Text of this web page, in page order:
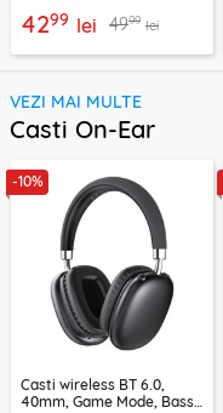
4299 lei 4999 lei
VEZI MAI MULTE
Casti On-Ear
-10%
Casti wireless BT 6.0,
40mm, Game Mode, Bass